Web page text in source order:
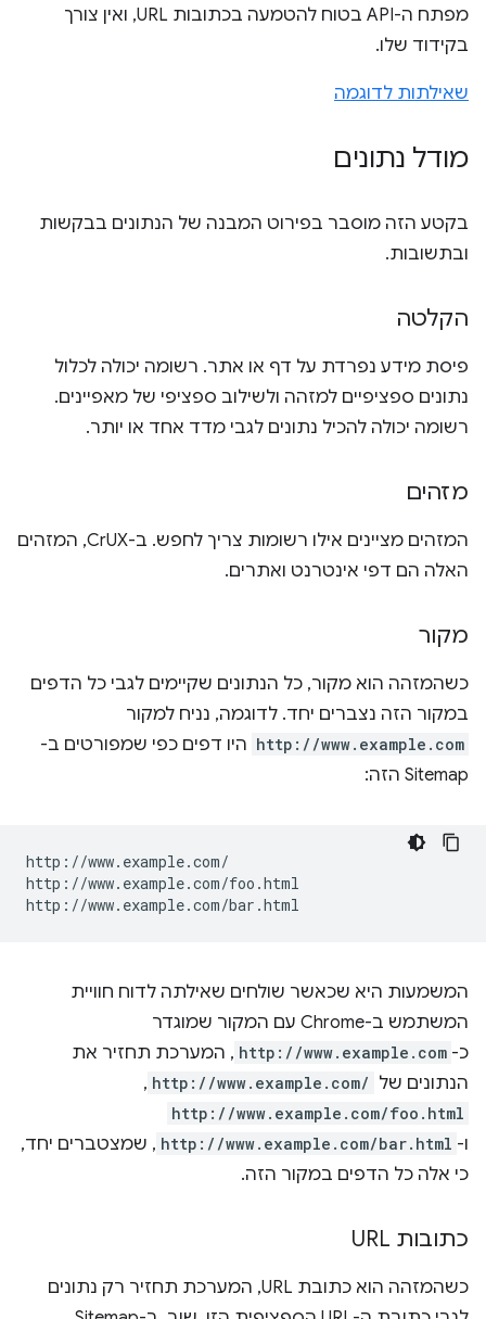
מפתח ה-API בטוח להטמעה בכתובות URL, ואין צורך
בקידוד שלו.
שאילתות לדוגמה
מודל נתונים
בקטע הזה מוסבר בפירוט המבנה של הנתונים בבקשות
ובתשובות.
הקלטה
פיסת מידע נפרדת על דף או אתר. רשומה יכולה לכלול
נתונים ספציפיים למזהה ולשילוב ספציפי של מאפיינים.
רשומה יכולה להכיל נתונים לגבי מדד אחד או יותר.
מזהים
המזהים מציינים אילו רשומות צריך לחפש. ב-CrUX, המזהים
האלה הם דפי אינטרנט ואתרים.
מקור
כשהמזהה הוא מקור, כל הנתונים שקיימים לגבי כל הדפים
במקור הזה נצברים יחד. לדוגמה, נניח למקור
http://www.example.com היו דפים כפי שמפורטים ב-
Sitemap הזה:
http://www.example.com/
http://www.example.com/foo.html
המשמעות היא שכאשר שולחים שאילתה לדוח חוויית
המשתמש ב-Chrome עם המקור שמוגדר
כ- http://www.example.com , המערכת תחזיר את
הנתונים של http://www.example.com/
,‏
http://www.example.com/foo.html
ו- http://www.example.com/bar.html , שמצטברים יחד,
כי אלה כל הדפים במקור הזה.
כתובות URL
כשהמזהה הוא כתובת URL, המערכת תחזיר רק נתונים